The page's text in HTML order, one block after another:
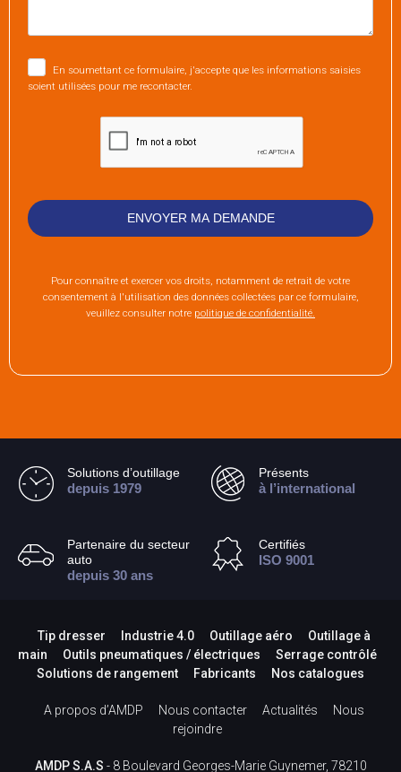
En soumettant ce formulaire, j'accepte que les informations saisies
soient utilisées pour me recontacter.
Pour connaître et exercer vos droits, notamment de retrait de votre
consentement à l'utilisation des données collectées par ce formulaire,
veuillez consulter notre politique de confidentialité.
Solutions d’outillage
depuis 1979
Présents
à l’international
Partenaire du secteur
auto
depuis 30 ans
Certifiés
ISO 9001
Tip dresser Industrie 4.0 Outillage aéro
Outillage à
main
Outils pneumatiques / électriques
Serrage contrôlé
Solutions de rangement
Fabricants Nos catalogues
A propos d’AMDP Nous contacter Actualités
Nous
rejoindre
AMDP S.A.S - 8 Boulevard Georges-Marie Guynemer, 78210